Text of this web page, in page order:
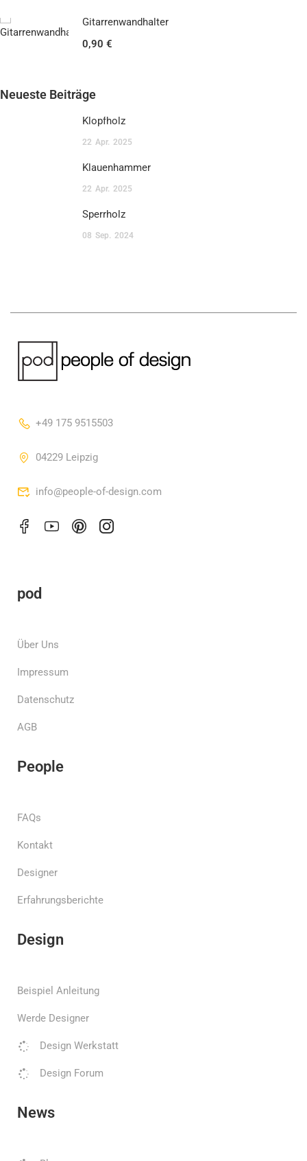
Gitarrenwandhalter
0,90 €
Neueste Beiträge
Klopfholz
22 Apr. 2025
Klauenhammer
22 Apr. 2025
Sperrholz
08 Sep. 2024
+49 175 9515503
04229 Leipzig
info@people-of-design.com
pod
Über Uns
Impressum
Datenschutz
AGB
People
FAQs
Kontakt
Designer
Erfahrungsberichte
Design
Beispiel Anleitung
Werde Designer
Design Werkstatt
Design Forum
News